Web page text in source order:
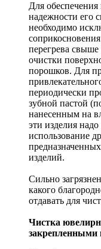
Для
надежности его
необходимо
перегрева свыше
очистки
порошков. Для
периодически
зубной пастой
нанесенным на
эти изделия
использование
изделий.
Сильно
какого
отдавать для
Чистка
закрепленными